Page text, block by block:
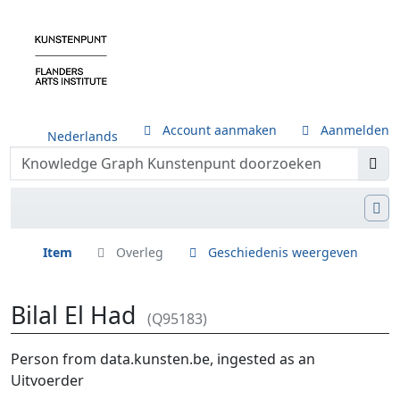
Nederlands Account aanmaken Aanmelden
Item Overleg Geschiedenis weergeven
Bilal El Had (Q95183)
Ga naar:navigatie,zoeken
Person from data.kunsten.be, ingested as an
Uitvoerder